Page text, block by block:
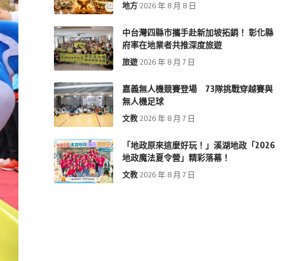
地方 2026 年 8 月 8 日
中台灣四縣市攜手赴新加坡拓銷！ 彰化縣
府率在地業者共推深度旅遊
旅遊 2026 年 8 月 7 日
嘉義無人機競賽登場 73隊挑戰穿越賽與
無人機足球
文教 2026 年 8 月 7 日
「地政原來這麼好玩！」溪湖地政「2026
地政魔法夏令營」精彩落幕！
文教 2026 年 8 月 7 日